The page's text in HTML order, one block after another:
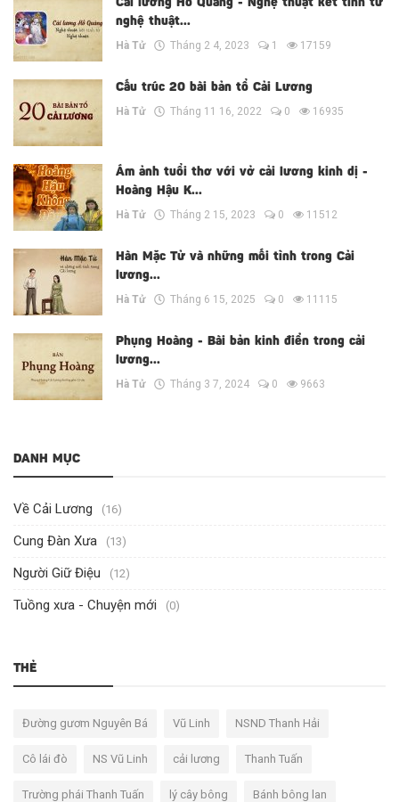
Cải lương Hồ Quảng - Nghệ thuật kết tinh từ
nghệ thuật...
Hà Tử
Tháng 2 4, 2023 1 17159
Cấu trúc 20 bài bản tổ Cải Lương
Hà Tử
Tháng 11 16, 2022 0 16935
Ám ảnh tuổi thơ với vở cải lương kinh dị -
Hoàng Hậu K...
Hà Tử
Tháng 2 15, 2023 0 11512
Hàn Mặc Tử và những mối tình trong Cải
lương...
Hà Tử
Tháng 6 15, 2025 0 11115
Phụng Hoàng - Bài bản kinh điển trong cải
lương...
Hà Tử
Tháng 3 7, 2024 0 9663
DANH MỤC
Về Cải Lương (16)
Cung Đàn Xưa (13)
Người Giữ Điệu (12)
Tuồng xưa - Chuyện mới (0)
THẺ
Đường gươm Nguyên Bá Vũ Linh NSND Thanh Hải
Cô lái đò NS Vũ Linh cải lương Thanh Tuấn
Trường phái Thanh Tuấn lý cây bông Bánh bông lan